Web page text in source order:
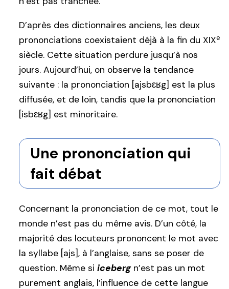
D’après des dictionnaires anciens, les deux
prononciations coexistaient déjà à la fin du XIXe
siècle. Cette situation perdure jusqu’à nos
jours. Aujourd’hui, on observe la tendance
suivante : la prononciation [ajsbɛʁg] est la plus
diffusée, et de loin, tandis que la prononciation
[isbɛʁg] est minoritaire.
Une prononciation qui
fait débat
Concernant la prononciation de ce mot, tout le
monde n’est pas du même avis. D’un côté, la
majorité des locuteurs prononcent le mot avec
la syllabe [ajs], à l’anglaise, sans se poser de
question. Même si icebergn’est pas un mot
purement anglais, l’influence de cette langue